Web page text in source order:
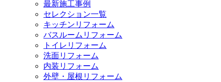
最新施工事例
セレクション一覧
キッチンリフォーム
バスルームリフォーム
トイレリフォーム
洗面リフォーム
内装リフォーム
外壁・屋根リフォーム